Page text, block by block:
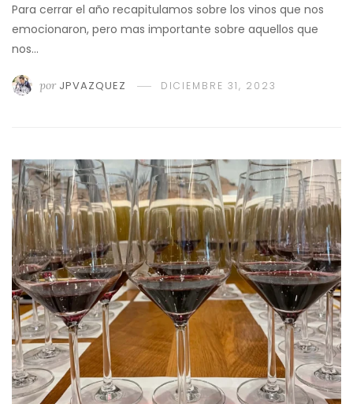
Para cerrar el año recapitulamos sobre los vinos que nos
emocionaron, pero mas importante sobre aquellos que
nos…
por JPVAZQUEZ DICIEMBRE 31, 2023